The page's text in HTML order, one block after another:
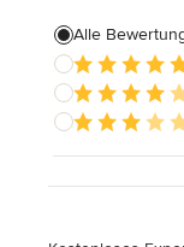
Alle